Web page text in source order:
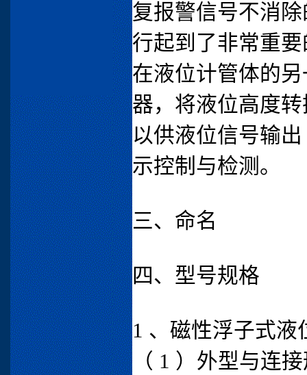
复报警信号不消
行起到了非常重
在液位计管体的
器，将液位高度
以供液位信号输
示控制与检测。
三、命名
四、型号规格
1 、磁性浮子式液
（ 1 ）外型与连